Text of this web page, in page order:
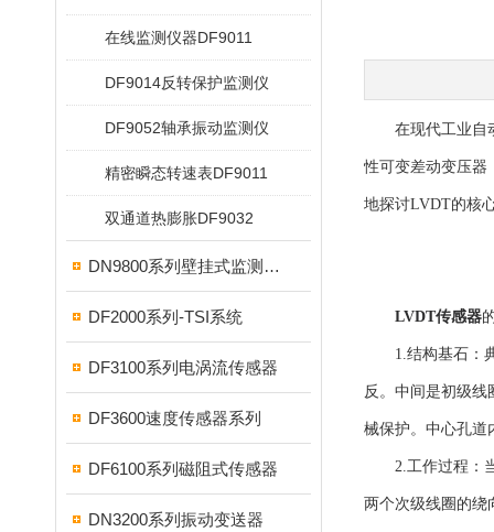
在线监测仪器DF9011
DF9014反转保护监测仪
DF9052轴承振动监测仪
精密瞬态转速表DF9011
双通道热膨胀DF9032
DN9800系列壁挂式监测仪表
DF2000系列-TSI系统
DF3100系列电涡流传感器
DF3600速度传感器系列
DF6100系列磁阻式传感器
DN3200系列振动变送器
在现代工业自动
性可变差动变压器
地探讨LVDT的核
LVDT传感器
1.结构基石：典
反。中间是初级线
械保护。中心孔道
2.工作过程：当
两个次级线圈的绕